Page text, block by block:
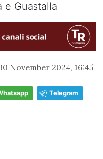
e Guastalla
November 2024, 16:45
Telegram